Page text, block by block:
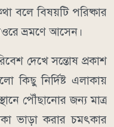
বলে বিষয়টি পরিষ্কার
ভ্রমণে আসেন।
দেখে সন্তোষ প্রকাশ
কিছু নির্দিষ্ট এলাকায়
পৌঁছানোর জন্য মাত্র
ভাড়া করার চমৎকার